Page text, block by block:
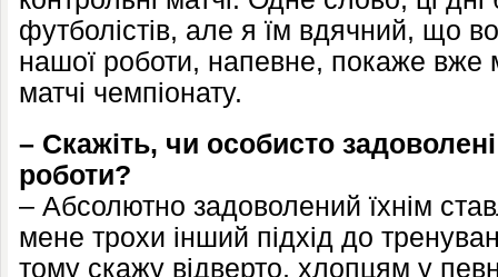
футболістів, але я їм вдячний, що
нашої роботи, напевне, покаже вже
матчі чемпіонату.
– Скажіть, чи особисто
роботи?
– Абсолютно задоволений їхнім
мене трохи інший підхід до
тому скажу відверто, хлопцям у